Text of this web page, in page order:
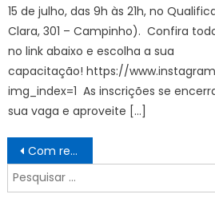
15 de julho, das 9h às 21h, no
Clara, 301 – Campinho). Confira
no link abaixo e escolha a sua
capacitação! https://
img_index=1 As inscrições se
sua vaga e aproveite […]
Navegação
de
Post
Com renovação contínua da frota e equipamentos, segurança pública de MS cria estrutura moderna de combate ao crime
Pesquisar
por: